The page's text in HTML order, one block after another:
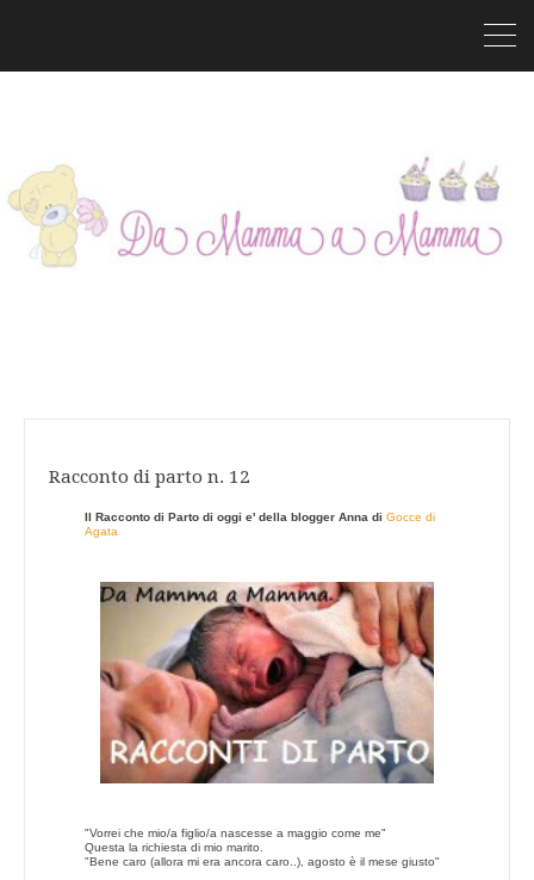
Racconto di parto n. 12
Il Racconto di Parto di oggi e' della blogger Anna di Gocce di
Agata
"Vorrei che mio/a figlio/a nascesse a maggio come me"
Questa la richiesta di mio marito.
"Bene caro (allora mi era ancora caro..), agosto è il mese giusto"